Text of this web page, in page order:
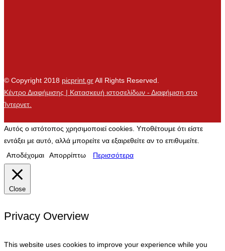
© Copyright 2018 picprint.grAll Rights Reserved.
Κέντρο Διαφήμισης | Κατασκευή ιστοσελίδων - Διαφήμιση στο
Ίντερνετ.
Αυτός ο ιστότοπος χρησιμοποιεί cookies. Υποθέτουμε ότι είστε
εντάξει με αυτό, αλλά μπορείτε να εξαιρεθείτε αν το επιθυμείτε.
Αποδέχομαι
Απορρίπτω Περισσότερα
Close
Privacy Overview
This website uses cookies to improve your experience while you